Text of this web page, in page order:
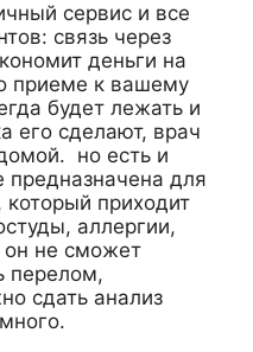
сервис и все
связь через
деньги на
приеме к вашему
будет лежать и
его сделают, врач
но есть и
предназначена для
который приходит
аллергии,
он не сможет
перелом,
сдать анализ